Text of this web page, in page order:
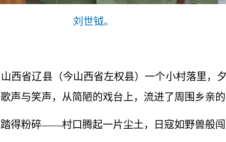
刘世钺。
西省辽县（今山西省左权县）一个小村落里，
声与笑声，从简陋的戏台上，流进了周围乡亲的
得粉碎——村口腾起一片尘土，日寇如野兽般闯